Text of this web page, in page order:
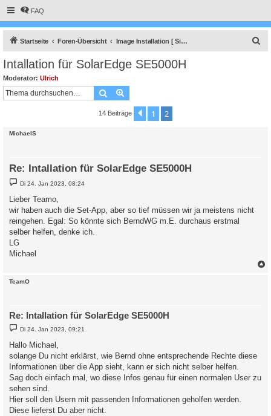
FAQ
Startseite Foren-Übersicht Image Installation [ Single-Regler Version ]
Intallation für SolarEdge SE5000H
Moderator: Ulrich
Suche
14 Beiträge Vorherige
1 2
MichaelS
Re: Intallation für SolarEdge SE5000H
B
e
t
r
g
Di 24. Jan 2023, 08:24
Lieber Teamo,
wir haben auch die Set-App, aber so tief müssen wir ja meistens nicht
reingehen. Egal: So könnte sich BerndWG m.E. durchaus erstmal
selber helfen, denke ich.
LG
Michael
TeamO
Re: Intallation für SolarEdge SE5000H
B
e
i
t
a
g
Di 24. Jan 2023, 09:21
Hallo Michael,
solange Du nicht erklärst, wie Bernd ohne entsprechende Rechte diese
Informationen über die App sieht, kann er sich nicht selber helfen.
Sag doch einfach mal, wo diese Infos genau für einen normalen User zu
sehen sind.
Hier soll den Usern mit passenden Informationen geholfen werden.
Diese lieferst Du aber nicht.